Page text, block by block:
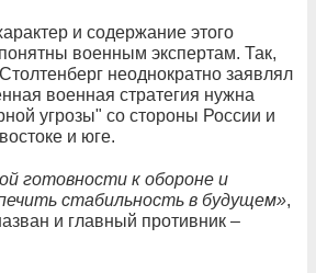
и содержание этого
военным экспертам. Так,
неоднократно заявлял
военная стратегия нужна
угрозы" со стороны России и
и юге.
готовности к обороне и
стабильность в будущем»,
и главный противник –